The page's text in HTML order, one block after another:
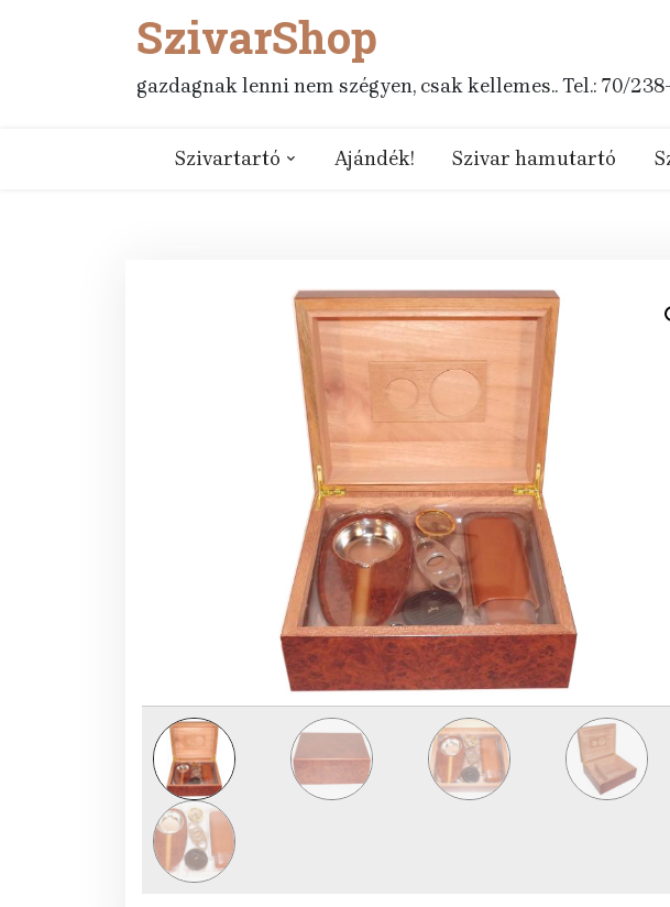
SzivarShop
gazdagnak lenni nem szégyen, csak kellemes.. Tel.: 70/
Szivartartó Ajándék! Szivar hamutartó